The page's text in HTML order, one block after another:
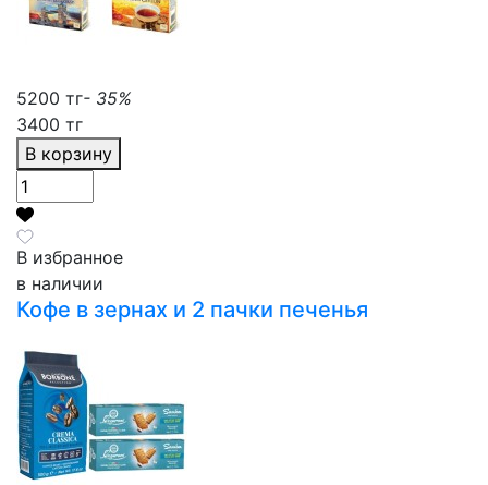
5200 тг- 35%
3400 тг
В корзину
В избранное
в наличии
Кофе в зернах и 2 пачки печенья